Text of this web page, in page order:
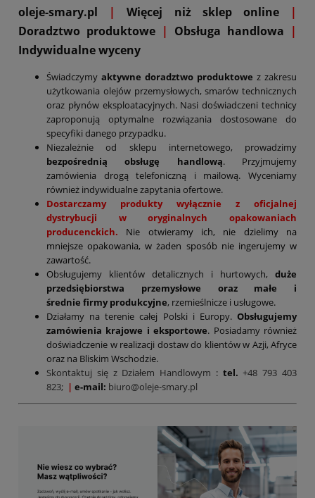
oleje-smary.pl | Więcej niż sklep online
|
Doradztwo produktowe | Obsługa handlowa |
Indywidualne wyceny
Świadczymy aktywne doradztwo produktowe z zakresu
użytkowania olejów przemysłowych, smarów technicznych
oraz płynów eksploatacyjnych. Nasi doświadczeni technicy
zaproponują optymalne rozwiązania dostosowane do
specyfiki danego przypadku.
Niezależnie od sklepu internetowego, prowadzimy
bezpośrednią obsługę handlową. Przyjmujemy
zamówienia drogą telefoniczną i mailową. Wyceniamy
również indywidualne zapytania ofertowe.
Dostarczamy produkty wyłącznie z oficjalnej
dystrybucji w oryginalnych opakowaniach
producenckich. Nie otwieramy ich, nie dzielimy na
mniejsze opakowania, w żaden sposób nie ingerujemy w
zawartość.
Obsługujemy klientów detalicznych i hurtowych, duże
przedsiębiorstwa przemysłowe oraz małe i
średnie firmy produkcyjne, rzemieślnicze i usługowe.
Działamy na terenie całej Polski i Europy. Obsługujemy
zamówienia krajowe i eksportowe. Posiadamy również
doświadczenie w realizacji dostaw do klientów w Azji, Afryce
oraz na Bliskim Wschodzie.
Skontaktuj się z Działem Handlowym : tel.+48 793 403
823; | e-mail: biuro@oleje-smary.pl